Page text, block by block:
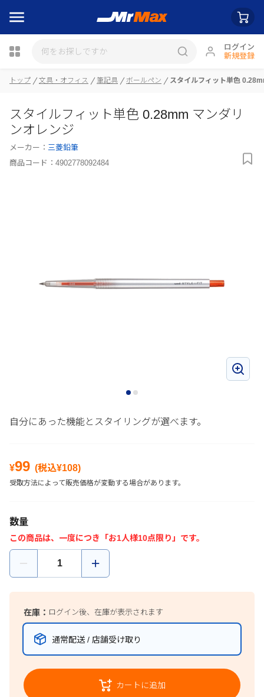
ログイン
新規登録
瓶詰
トップ 文具・オフィス 筆記具 ボールペン スタイルフィット単色
スタイルフィット単色 0.28mm マンダリ
ンオレンジ
メーカー： 三菱鉛筆
商品コード： 4902778092484
自分にあった機能とスタイリングが選べます。
¥99 (税込¥108)
受取方法によって販売価格が変動する場合があります。
数量
この商品は、一度につき「お1人様10点限り」です。
在庫： ログイン後、在庫が表示されます
通常配送 / 店舗受け取り
カートに追加